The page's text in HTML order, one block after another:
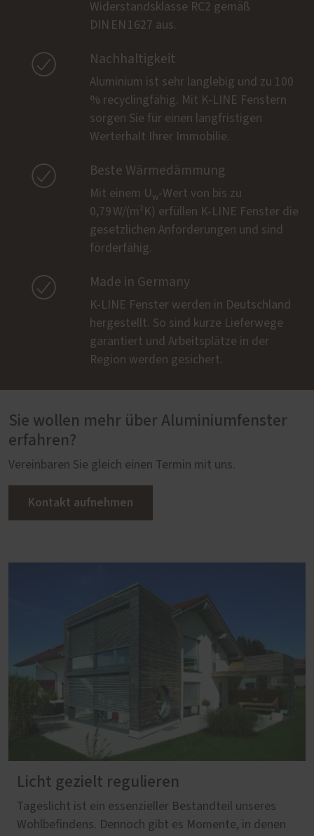
Widerstandsklasse RC2 gemäß
DIN EN 1627 aus.
 Nachhaltigkeit
Aluminium ist sehr langlebig und zu 100
% recyclingfähig. Mit K-LINE Fenstern
sorgen Sie für einen langfristigen
Werterhalt Ihrer Immobilie.
 Beste Wärmedämmung
Mit einem U w-Wert von bis zu
0,79 W/(m²K) erfüllen K-LINE Fenster die
gesetzlichen Anforderungen und sind
förderfähig.
 Made in Germany
K-LINE Fenster werden in Deutschland
hergestellt. So sind kurze Lieferwege
garantiert und Arbeitsplätze in der
Region werden gesichert.
Sie wollen mehr über Aluminiumfenster
erfahren?
Vereinbaren Sie gleich einen Termin mit uns.
Kontakt aufnehmen
Licht gezielt regulieren
Tageslicht ist ein essenzieller Bestandteil unseres
Wohlbefindens. Dennoch gibt es Momente, in denen